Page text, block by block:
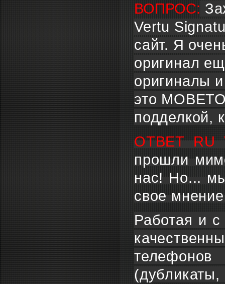
ВОПРОС:
Vertu
сайт. Я
оригинал
оригиналы
это
подделкой,
ОТВЕТ RU
прошли
нас! Но...
свое
Работая и